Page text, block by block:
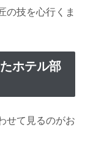
の技を心行くま
ホテル部
せて見るのがお